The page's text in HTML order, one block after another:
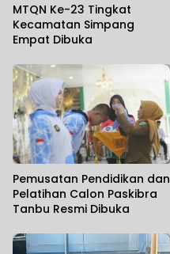
MTQN Ke-23 Tingkat
Kecamatan Simpang
Empat Dibuka
Pemusatan Pendidikan dan
Pelatihan Calon Paskibra
Tanbu Resmi Dibuka